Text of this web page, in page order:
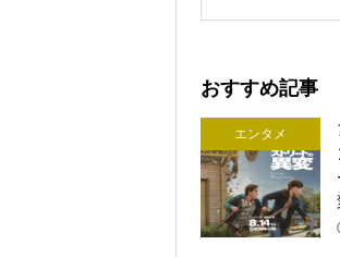
おすすめ記事
エンタメ